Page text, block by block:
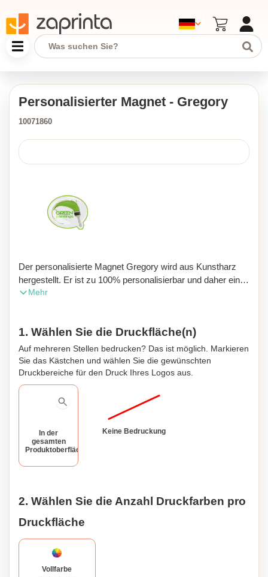
Personalisierter Magnet - Gregory
10071860
Der personalisierte Magnet Gregory wird aus Kunstharz
hergestellt. Er ist zu 100% personalisierbar und daher ein
beliebtes Werbegeschenk. Mindestbestellmenge: 300
Mehr
1. Wählen Sie die Druckfläche(n)
Auf mehreren Stellen bedrucken? Das ist möglich. Markieren
Sie das Kästchen und wählen Sie die gewünschten
Druckbereiche für den Druck Ihres Logos aus.
In der
gesamten
Produktoberfläche
Keine Bedruckung
2. Wählen Sie die Anzahl Druckfarben pro
Druckfläche
Vollfarbe